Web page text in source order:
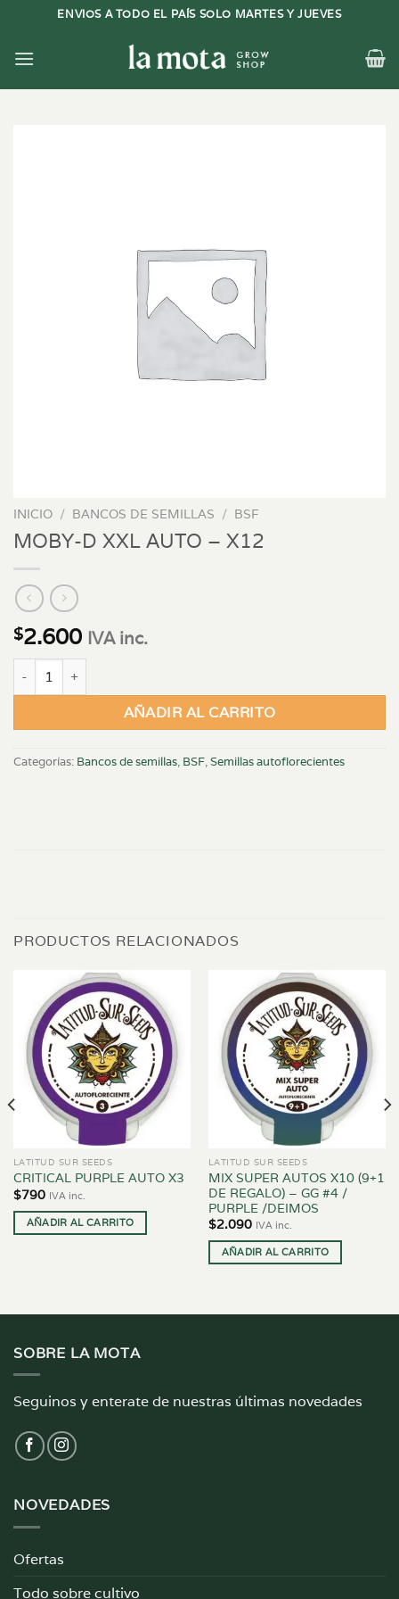
contenido
ENVIOS A TODO EL PAÍS SOLO MARTES Y JUEVES
INICIO / BANCOS DE SEMILLAS / BSF
MOBY-D XXL AUTO – X12
$2.600 IVA inc.
MOBY-D XXL AUTO - X12 cantidad
AÑADIR AL CARRITO
Categorías: Bancos de semillas, BSF,Semillas autoflorecientes
PRODUCTOS RELACIONADOS
LATITUD SUR SEEDS
CRITICAL PURPLE AUTO X3
$790 IVA inc.
AÑADIR AL CARRITO
LATITUD SUR SEEDS
MIX SUPER AUTOS X10 (9+1
DE REGALO) – GG #4 /
PURPLE /DEIMOS
$2.090 IVA inc.
AÑADIR AL CARRITO
SOBRE LA MOTA
Seguinos y enterate de nuestras últimas novedades
NOVEDADES
Ofertas
Todo sobre cultivo